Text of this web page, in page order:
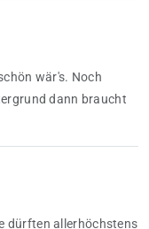
wär's. Noch
dann braucht
dürften allerhöchstens